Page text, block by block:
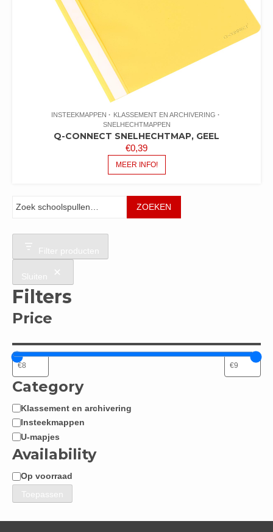
INSTEEKMAPPEN
KLASSEMENT EN ARCHIVERING
SNELHECHTMAPPEN
Q-CONNECT SNELHECHTMAP, GEEL
€0,39
MEER INFO!
ZOEKEN
Filter producten
Sluiten
Filters
Price
Category
Categorie
Klassement en archivering
Insteekmappen
U-mapjes
Availability
Beschikbaarheid
Op voorraad
Toepassen